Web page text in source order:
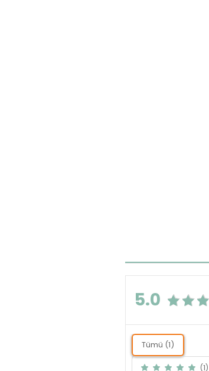
5.0
Tümü (1)
(1)